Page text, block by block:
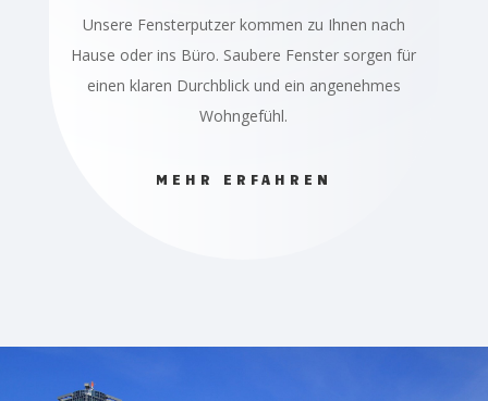
Unsere Fensterputzer kommen zu Ihnen nach
Hause oder ins Büro. Saubere Fenster sorgen für
einen klaren Durchblick und ein angenehmes
Wohngefühl.
MEHR ERFAHREN